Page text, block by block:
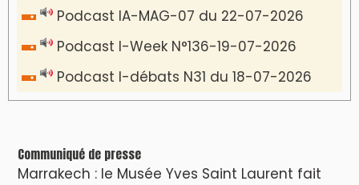
Podcast IA-MAG-07 du 22-07-2026
Podcast I-Week N°136-19-07-2026
Podcast I-débats N31 du 18-07-2026
Communiqué de presse
Marrakech : le Musée Yves Saint Laurent fait